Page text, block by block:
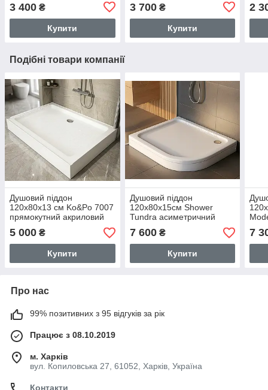
3 400 ₴
Купити
3 700₴
Купити
2
Подібні товари компанії
Душовий піддон
120x80х13 см Ko&Po 7007
прямокутний акриловий
для душу низький з
металевим каркасом
5 000 ₴
Купити
Душовий піддон
120х80х15см Shower
Tundra асиметричний
лівий для душу з
передньою панеллю
ніжками
7 600₴
Купити
7
Про нас
99% позитивних з 95 відгуків за рік
Працює з 08.10.2019
м. Харків
вул. Копиловська 27, 61052, Харків, Україна
Контакти